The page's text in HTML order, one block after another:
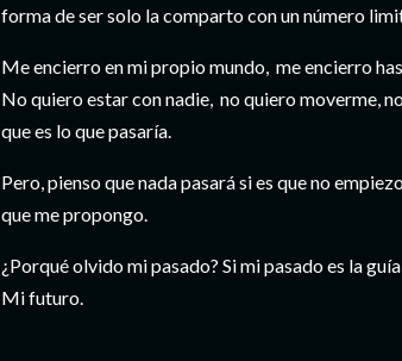
forma de ser solo la comparto con un número
Me encierro en mi propio mundo, me encierro
No quiero estar con nadie, no quiero moverme,
que es lo que pasaría.
Pero, pienso que nada pasará si es que no
que me propongo.
¿Porqué olvido mi pasado? Si mi pasado es la
Mi futuro.